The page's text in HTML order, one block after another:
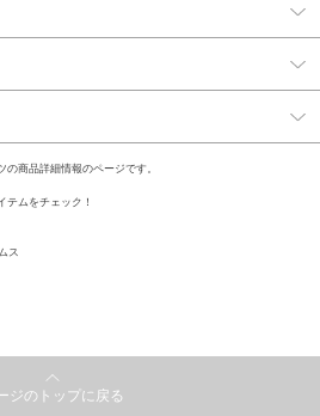
商品詳細情報のページです。
テムをチェック！
ス
ジのトップに戻る